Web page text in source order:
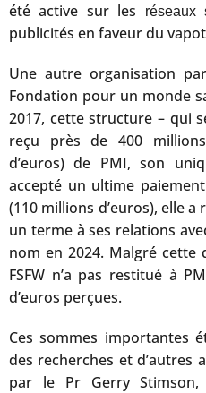
été active sur les
réseaux
publicités en faveur du
Une autre organisation
Fondation pour un monde
2017, cette structure – qui
reçu près de 400
d’euros) de PMI, son
accepté un ultime
(110 millions d’euros), elle
un terme à ses relations
nom en 2024. Malgré cette
FSFW n’a pas restitué à
d’euros perçues.
Ces sommes importantes
des recherches et d’autres
par le Pr Gerry Stimson,